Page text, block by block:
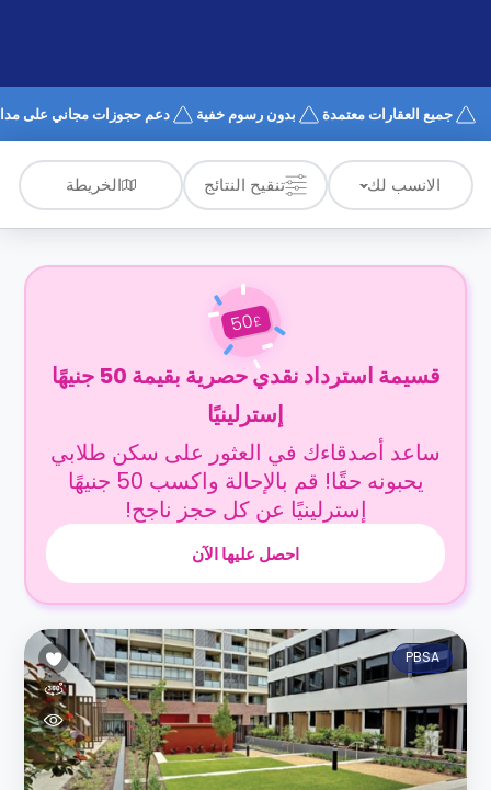
كيف
تعمل؟
الأسئلة
الشائعة
جميع العقارات معتمدة بدون رسوم خفية دعم حجوزات مجاني على مدار
الانسب لك تنقيح النتائج الخريطة
£
50
قسيمة استرداد نقدي حصرية بقيمة 50 جنيهًا
إسترلينيًا
ساعد أصدقاءك في العثور على سكن طلابي
يحبونه حقًا! قم بالإحالة واكسب 50 جنيهًا
إسترلينيًا عن كل حجز ناجح!
احصل عليها الآن
PBSA